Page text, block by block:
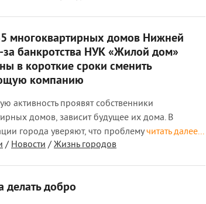
многоквартирных домов Нижней
банкротства НУК «Жилой дом»
в короткие сроки сменить
компанию
активность проявят собственники
домов, зависит будущее их дома. В
города уверяют, что проблемучитать далее...
/ Новости/ Жизнь городов
делать добро